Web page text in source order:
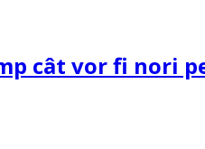
cât vor fi nori